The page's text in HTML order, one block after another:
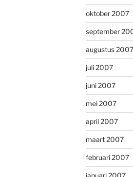
oktober 2007
september
augustus 2007
juli 2007
juni 2007
mei 2007
april 2007
maart 2007
februari 2007